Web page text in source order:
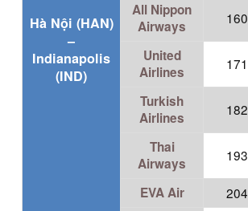
Hà Nội (HAN)
–
Indianapolis
(IND)
All Nippon
Airways
160
United
Airlines
171
Turkish
Airlines
182
Thai
Airways
193
EVA Air 204